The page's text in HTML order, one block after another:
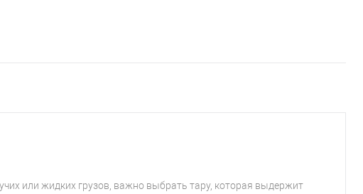
или жидких грузов, важно выбрать тару, которая выдержит